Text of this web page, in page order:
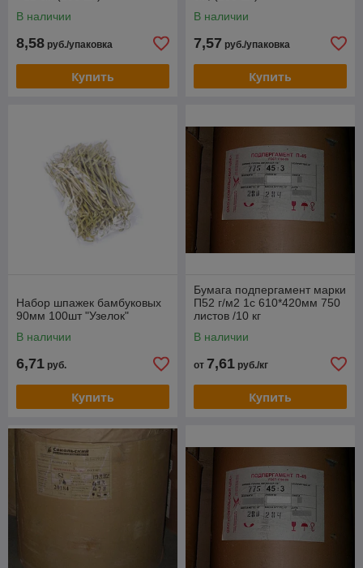
В наличии
8,58 руб./упаковка
Купить
В наличии
7,57 руб./упаковка
Купить
Набор шпажек бамбуковых
90мм 100шт "Узелок"
В наличии
6,71 руб.
Купить
Бумага подпергамент марки
П52 г/м2 1с 610*420мм 750
листов /10 кг
В наличии
от 7,61 руб./кг
Купить